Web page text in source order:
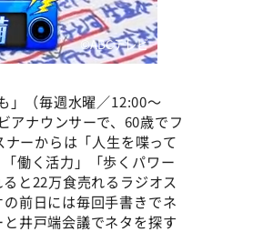
©️ABCテレビ
」（毎週水曜／12:00〜
アナウンサーで、60歳でフ
ーからは「人生を喋って
働く活力」「歩くパワー
と22万食売れるラジオス
前日には毎回手書きでネ
井戸端会議でネタを探す